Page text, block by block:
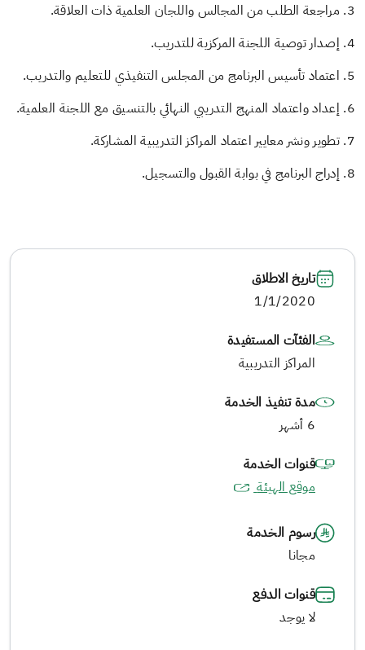
3. مراجعة الطلب من المجالس واللجان العلمية ذات العلاقة.
4. إصدار توصية اللجنة المركزية للتدريب.
5. اعتماد تأسيس البرنامج من المجلس التنفيذي للتعليم والتدريب.
6. إعداد واعتماد المنهج التدريبي النهائي بالتنسيق مع اللجنة العلمية.
7. تطوير ونشر معايير اعتماد المراكز التدريبية المشاركة.
8. إدراج البرنامج في بوابة القبول والتسجيل.
تاريخ الاطلاق
1/1/2020
الفئآت المستفيدة
المراكز التدريبية
مدة تنفيذ الخدمة
6 أشهر
قنوات الخدمة
موقع الهيئة
رسوم الخدمة
مجانا
قنوات الدفع
لا يوجد